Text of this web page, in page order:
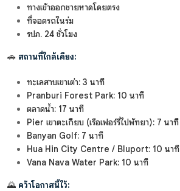
ทางเข้าออกชายหาดโดยตรง
ที่จอดรถในร่ม
รปภ. 24 ชั่วโมง
🚗 สถานที่ใกล้เคียง:
ทะเลสาบเขาเต่า: 3 นาที
Pranburi Forest Park: 10 นาที
ตลาดน้ำ: 17 นาที
Pier เขาตะเกียบ (เรือเฟอร์รี่ไปพัทยา): 7 นาที
Banyan Golf: 7 นาที
Hua Hin City Centre / Bluport: 10 นาที
Vana Nava Water Park: 10 นาที
🌄 คว้าโอกาสนี้ไว้: